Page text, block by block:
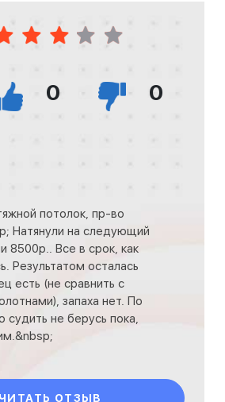
0 0
потолок, пр-во
Натянули на следующий
8500р.. Все в срок, как
Результатом осталась
есть (не сравнить с
запаха нет. По
судить не берусь пока,
ЧИТАТЬ ОТЗЫВ